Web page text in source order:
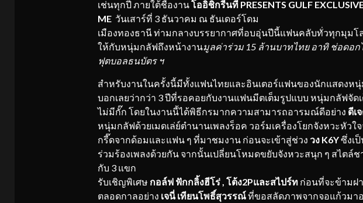
เช่นทุกปี ภายใต้ชื่องานโออิชิกรีนที PRESENTS GULF
MEวันเสาร์ที่ 3 ธันวาคม ณ ธันเดอร์โดม
เมืองทองธานี ท่ามกลางบรรยากาศที่อบอุ่นปีนี้แฟนคลับทั่วทุกมุมโ
ให้กับหนุ่มกลัฟถึงหน้างานมูลค่าร่วม 15 ล้านบาทไทย อาทิ ช่อดอก
ฟุตบอลธนบัตร ฯ
สำหรับงานในครั้งนี้มีทั้งแฟนไทยและอินเตอร์แฟนของนักแสดงห
บอกเลยว่ากว่า 3 ปีที่รอคอยกับงานแฟนมีตเต็มรูปแบบ หนุ่มกลัฟจัด
ไม่มีกั๊ก โดยในงานนี้ได้พิธีกรมากความสามารถอารมณ์ดีอย่าง ดีเ
หนุ่มกลัฟด้วยเมดเล่ย์ตำนานเพลงร็อค วอร์มเครื่องโยกจังหวะหัวใจ
กรี๊ดจากด้อมและแฟน ๆ ที่มาชมงาน ก่อนจะเข้าสู่ช่วง วง K6Yซึ่งเ
ร่วมร้องเพลงด้วยกัน จากนั้นเปลี่ยนโหมดขยับจังหวะสนุก ๆ สไตล์
กับ 3 แขก
รับเชิญพิเศษ กอล์ฟ ฟักกลิ้งฮีโร่, โต้ง2Pและสไปร์ทก่อนที่จะข้ามฝ
ตลอดกาลอย่าง เจนี่ เทียนโพธิ์สุวรรณ์ที่ขอสลัดภาพจากจอแก้วมา